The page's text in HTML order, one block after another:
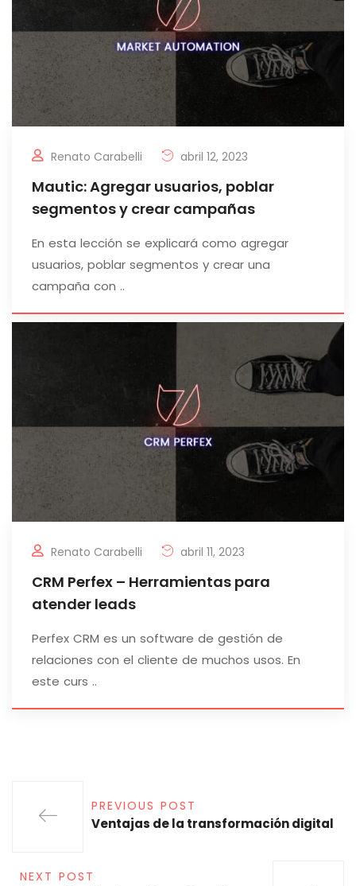
Renato Carabelli abril 12, 2023
Mautic: Agregar usuarios, poblar
segmentos y crear campañas
En esta lección se explicará como agregar
usuarios, poblar segmentos y crear una
campaña con ..
Renato Carabelli abril 11, 2023
CRM Perfex – Herramientas para
atender leads
Perfex CRM es un software de gestión de
relaciones con el cliente de muchos usos. En
este curs ..
PREVIOUS POST
Ventajas de la transformación digital
NEXT POST